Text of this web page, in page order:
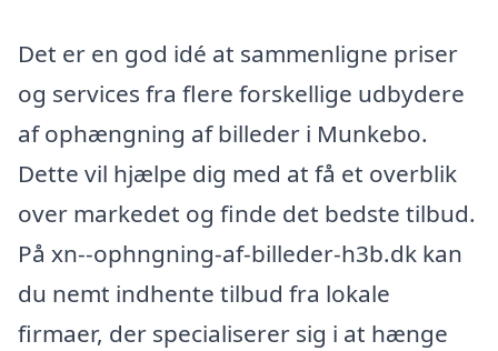
Det er en god idé at sammenligne priser
og services fra flere forskellige udbydere
af ophængning af billeder i Munkebo.
Dette vil hjælpe dig med at få et overblik
over markedet og finde det bedste tilbud.
På xn--ophngning-af-billeder-h3b.dk kan
du nemt indhente tilbud fra lokale
firmaer, der specialiserer sig i at hænge